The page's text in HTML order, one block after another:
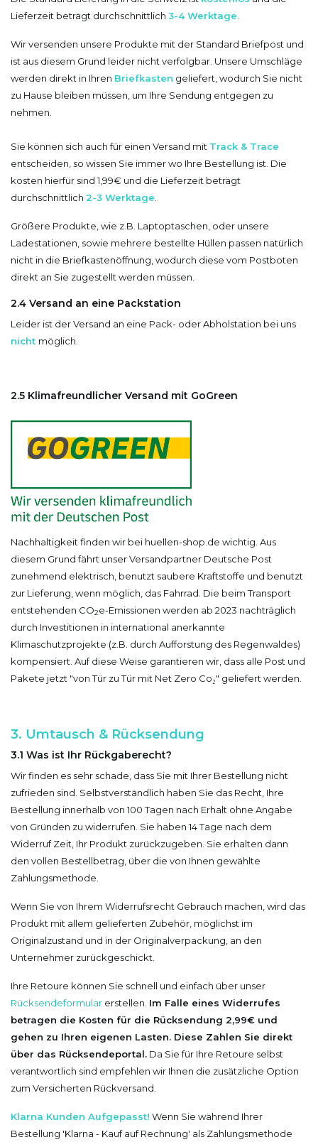
Lieferzeit beträgt durchschnittlich 3-4 Werktage.
Wir versenden unsere Produkte mit der Standard Briefpost und
ist aus diesem Grund leider nicht verfolgbar. Unsere Umschläge
werden direkt in Ihren Briefkasten geliefert, wodurch Sie nicht
zu Hause bleiben müssen, um Ihre Sendung entgegen zu
nehmen.
Sie können sich auch für einen Versand mit Track & Trace
entscheiden, so wissen Sie immer wo Ihre Bestellung ist. Die
kosten hierfür sind 1,99€ und die Lieferzeit beträgt
durchschnittlich 2-3 Werktage
Größere Produkte, wie z.B. Laptoptaschen, oder unsere
Ladestationen, sowie mehrere bestellte Hüllen passen natürlich
nicht in die Briefkastenöffnung, wodurch diese vom Postboten
direkt an Sie zugestellt werden müssen.
2.4 Versand an eine Packstation
Leider ist der Versand an eine Pack- oder Abholstation bei uns
nicht möglich.
2.5 Klimafreundlicher Versand mit GoGreen
Nachhaltigkeit finden wir bei huellen-shop.de wichtig. Aus
diesem Grund fährt unser Versandpartner Deutsche Post
zunehmend elektrisch, benutzt saubere Kraftstoffe und benutzt
zur Lieferung, wenn möglich, das Fahrrad. Die beim Transport
entstehenden CO2e-Emissionen werden ab 2023 nachträglich
durch Investitionen in international anerkannte
Klimaschutzprojekte (z.B. durch Aufforstung des Regenwaldes)
kompensiert. Auf diese Weise garantieren wir, dass alle Post und
Pakete jetzt "von Tür zu Tür mit Net Zero Co₂" geliefert werden.
3. Umtausch & Rücksendung
3.1 Was ist Ihr Rückgaberecht?
Wir finden es sehr schade, dass Sie mit Ihrer Bestellung nicht
zufrieden sind. Selbstverständlich haben Sie das Recht, Ihre
Bestellung innerhalb von 100 Tagen nach Erhalt ohne Angabe
von Gründen zu widerrufen. Sie haben 14 Tage nach dem
Widerruf Zeit, Ihr Produkt zurückzugeben. Sie erhalten dann
den vollen Bestellbetrag, über die von Ihnen gewählte
Zahlungsmethode.
Wenn Sie von Ihrem Widerrufsrecht Gebrauch machen, wird das
Produkt mit allem gelieferten Zubehör, möglichst im
Originalzustand und in der Originalverpackung, an den
Unternehmer zurückgeschickt.
Ihre Retoure können Sie schnell und einfach über unser
Rücksendeformular erstellen. Im Falle eines Widerrufes
betragen die Kosten für die Rücksendung 2,99€ und
gehen zu Ihren eigenen Lasten. Diese Zahlen Sie direkt
über das Rücksendeportal. Da Sie für Ihre Retoure selbst
verantwortlich sind empfehlen wir Ihnen die zusätzliche Option
zum Versicherten Rückversand.
Klarna Kunden Aufgepasst! Wenn Sie während Ihrer
Bestellung 'Klarna - Kauf auf Rechnung' als Zahlungsmethode